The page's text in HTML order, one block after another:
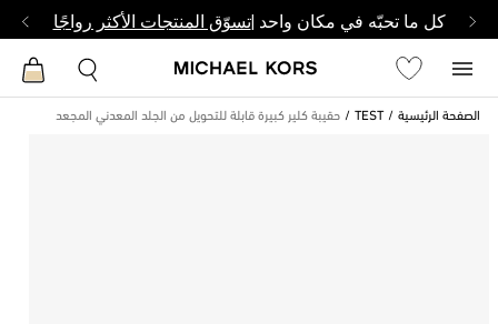
كل ما تحبّه في مكان واحد |تسوّق المنتجات الأكثر رواجًا
الصفحة الرئيسية TEST حقيبة كلير كبيرة قابلة للتحويل من الجلد المعدني المجعد